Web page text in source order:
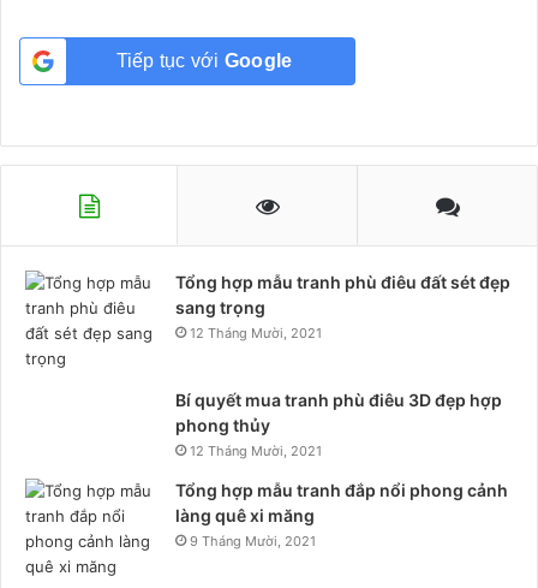
Tiếp tục với Google
Tổng hợp mẫu tranh phù điêu đất sét đẹp
sang trọng
12 Tháng Mười, 2021
Bí quyết mua tranh phù điêu 3D đẹp hợp
phong thủy
12 Tháng Mười, 2021
Tổng hợp mẫu tranh đắp nổi phong cảnh
làng quê xi măng
9 Tháng Mười, 2021